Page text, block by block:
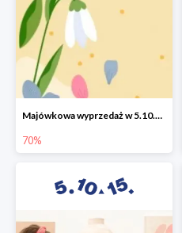
Majówkowa wyprzedaż w 5.10.15 do -70%
70%